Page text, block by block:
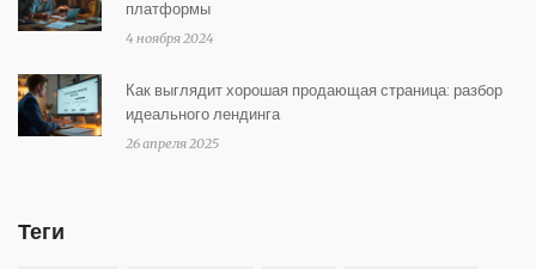
платформы
4 ноября 2024
Как выглядит хорошая продающая страница: разбор
идеального лендинга
26 апреля 2025
Теги